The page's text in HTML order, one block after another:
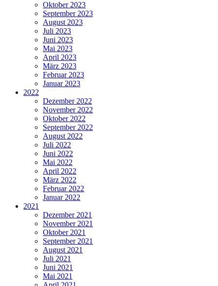
Oktober 2023
September 2023
August 2023
Juli 2023
Juni 2023
Mai 2023
April 2023
März 2023
Februar 2023
Januar 2023
2022
Dezember 2022
November 2022
Oktober 2022
September 2022
August 2022
Juli 2022
Juni 2022
Mai 2022
April 2022
März 2022
Februar 2022
Januar 2022
2021
Dezember 2021
November 2021
Oktober 2021
September 2021
August 2021
Juli 2021
Juni 2021
Mai 2021